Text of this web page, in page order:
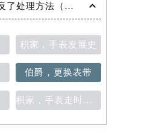
积家发条拧反了处理方法（手表维修的正确步骤与技巧）
积家，手表发展史
伯爵，更换表带
积家，手表走时不准